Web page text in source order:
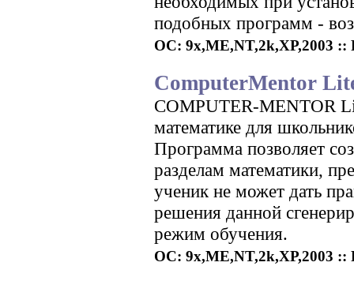
подобных программ -
ОС: 9x,ME,NT,2k,XP,2003 ::
ComputerMentor
COMPUTER-MENTOR
математике для
Программа позволяет
разделам математики,
ученик не может дать
решения данной
режим обучения.
ОС: 9x,ME,NT,2k,XP,2003 ::